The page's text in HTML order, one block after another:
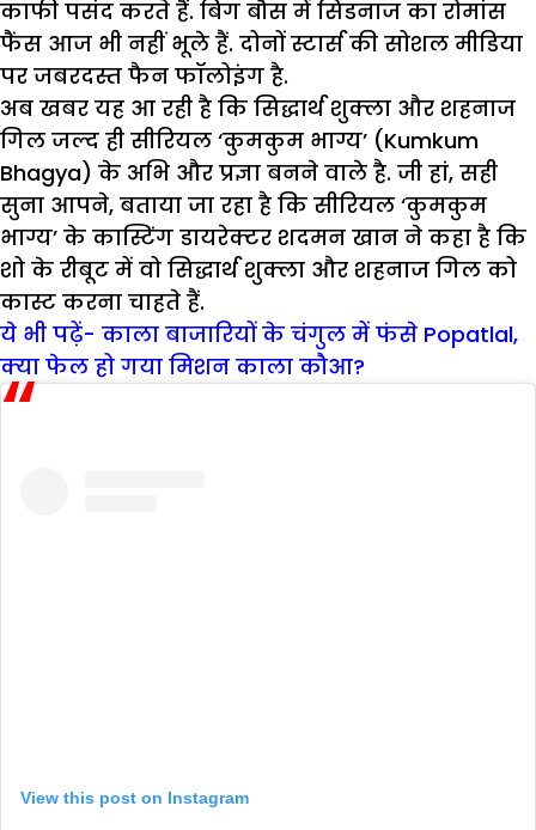
काफी पसंद करते हैं. बिग बौस में सिडनाज का रोमांस
फैंस आज भी नहीं भूले हैं. दोनों स्टार्स की सोशल मीडिया
पर जबरदस्त फैन फॉलोइंग है.
अब खबर यह आ रही है कि सिद्धार्थ शुक्ला और शहनाज
गिल जल्द ही सीरियल ‘कुमकुम भाग्य’ (Kumkum
Bhagya) के अभि और प्रज्ञा बनने वाले है. जी हां, सही
सुना आपने, बताया जा रहा है कि सीरियल ‘कुमकुम
भाग्य’ के कास्टिंग डायरेक्टर शदमन खान ने कहा है कि
शो के रीबूट में वो सिद्धार्थ शुक्ला और शहनाज गिल को
कास्ट करना चाहते हैं.
ये भी पढ़ें- काला बाजारियों के चंगुल में फंसे Popatlal,
क्या फेल हो गया मिशन काला कौआ?
View this post on Instagram